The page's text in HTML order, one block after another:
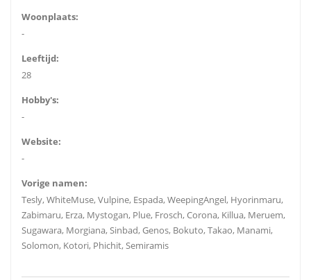
Woonplaats:
-
Leeftijd:
28
Hobby's:
-
Website:
-
Vorige namen:
Tesly, WhiteMuse, Vulpine, Espada, WeepingAngel, Hyorinmaru,
Zabimaru, Erza, Mystogan, Plue, Frosch, Corona, Killua, Meruem,
Sugawara, Morgiana, Sinbad, Genos, Bokuto, Takao, Manami,
Solomon, Kotori, Phichit, Semiramis